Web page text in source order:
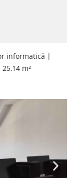
informatică |
25,14 m²